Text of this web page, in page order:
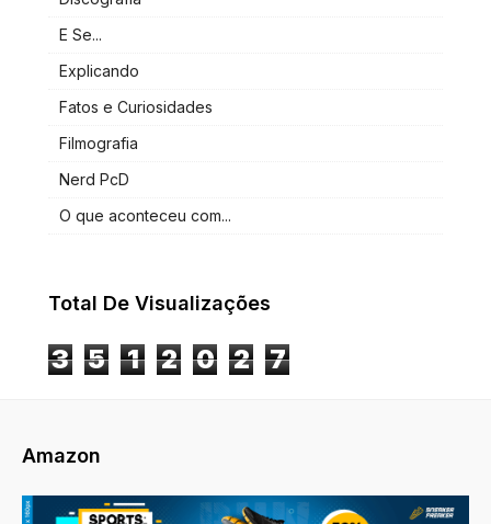
E Se...
Explicando
Fatos e Curiosidades
Filmografia
Nerd PcD
O que aconteceu com...
Total De Visualizações
3 5 1 2 0 2 7
Amazon